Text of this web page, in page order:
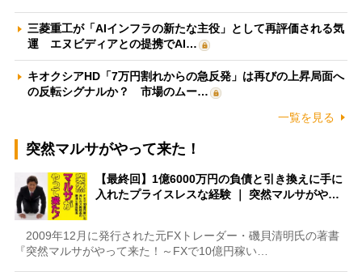
三菱重工が「AIインフラの新たな主役」として再評価される気
運 エヌビディアとの提携でAI…
キオクシアHD「7万円割れからの急反発」は再びの上昇局面へ
の反転シグナルか？ 市場のムー…
一覧を見る
突然マルサがやって来た！
【最終回】1億6000万円の負債と引き換えに手に
入れたプライスレスな経験 ｜ 突然マルサがや…
2009年12月に発行された元FXトレーダー・磯貝清明氏の著書
『突然マルサがやって来た！～FXで10億円稼い…